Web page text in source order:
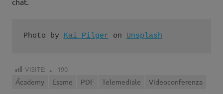
Photo by Kai Pilger on Unsplash
VISITE: 190
Academy Esame PDF Telemediale Videoconferenza